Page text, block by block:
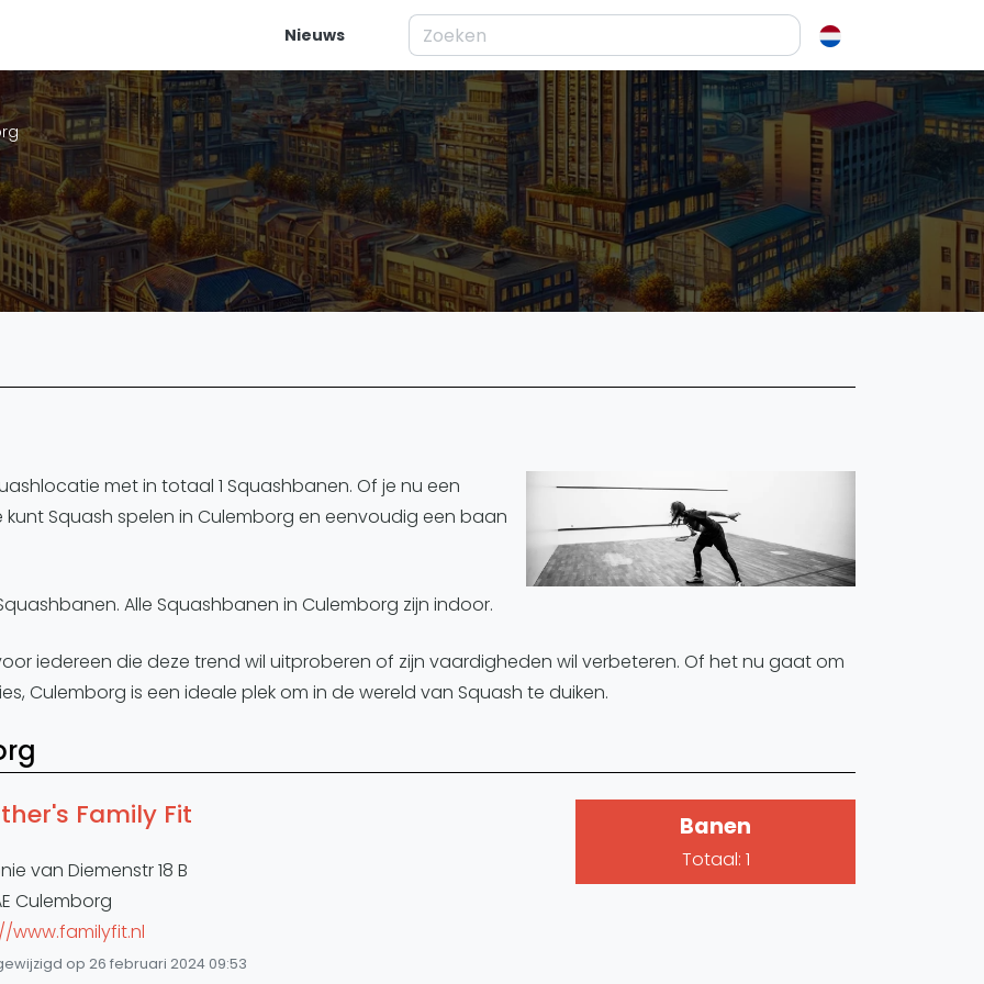
Squash
Squash Amsterdam
Squash Rotterdam
Squash Den Haag
Squash Utrecht
Squash Nijmegen
Squash Apeldoorn
Vragen over squash
Wat is Squash?
Waar moet je op letten als je een racket koopt
Waarom is squash zo leuk?
Artikelen
Basistechnieken in squash
Nieuws
met in totaal 1 Squashbanen. Of je nu een
Squash spelen in Culemborg en eenvoudig een baan
Alle Squashbanen in Culemborg zijn indoor.
iedereen die deze trend wil uitproberen of zijn vaardigheden wil verbeteren. Of het nu gaat om
Culemborg is een ideale plek om in de wereld van Squash te duiken.
Family Fit
van Diemenstr 18 B
Culemborg
www.familyfit.nl
gewijzigd op 26 februari 2024 09:53
Banen
Totaal: 1